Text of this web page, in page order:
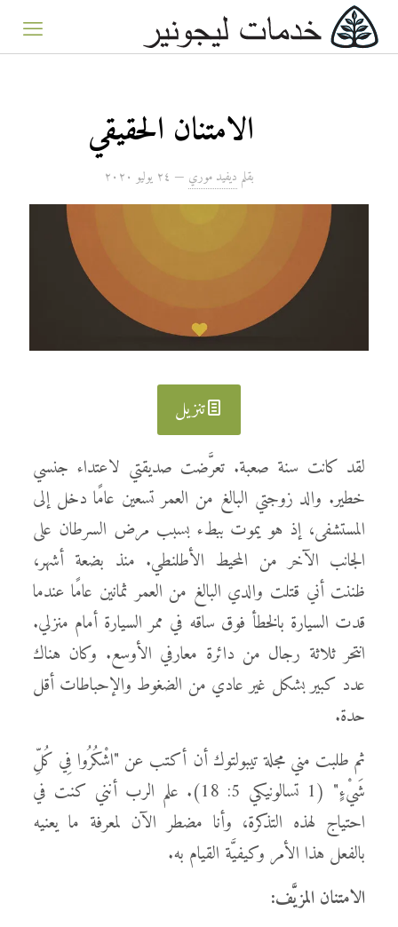
الامتنان الحقيقي
بقلم ديفيد موري — ۲٤ يوليو ۲۰۲۰
تنزيل
لقد كانت سنة صعبة. تعرَّضت صديقتي لاعتداء جنسي
خطير. والد زوجتي البالغ من العمر تسعين عامًا دخل إلى
المستشفى، إذ هو يموت ببطء بسبب مرض السرطان على
الجانب الآخر من المحيط الأطلنطي. منذ بضعة أشهر،
ظننت أني قتلت والدي البالغ من العمر ثمانين عامًا عندما
قدت السيارة بالخطأ فوق ساقه في ممر السيارة أمام منزلي.
انتحر ثلاثة رجال من دائرة معارفي الأوسع. وكان هناك
عدد كبير بشكل غير عادي من الضغوط والإحباطات أقل
حدة.
ثم طلبت مني مجلة تيبولتوك أن أكتب عن "اشْكُرُوا فِي كُلِّ
شَيْءٍ" (1 تسالونيكي 5: 18). علم الرب أنني كنت في
احتياج لهذه التذكرة، وأنا مضطر الآن لمعرفة ما يعنيه
بالفعل هذا الأمر وكيفيَّة القيام به.
الامتنان المزيَّف: